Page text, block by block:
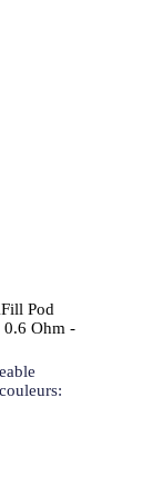
Pod
0.6 Ohm -